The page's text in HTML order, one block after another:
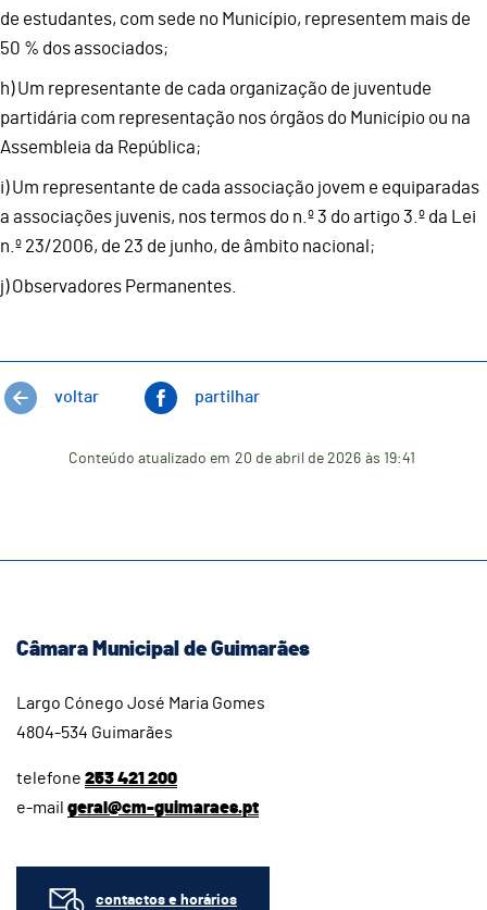
de estudantes, com sede no Município, representem mais de
50 % dos associados;
h) Um representante de cada organização de juventude
partidária com representação nos órgãos do Município ou na
Assembleia da República;
i) Um representante de cada associação jovem e equiparadas
a associações juvenis, nos termos do n.º 3 do artigo 3.º da Lei
n.º 23/2006, de 23 de junho, de âmbito nacional;
j) Observadores Permanentes.
voltar partilhar
Conteúdo atualizado em 20 de abril de 2026 às 19:41
Câmara Municipal de Guimarães
Largo Cónego José Maria Gomes
4804-534 Guimarães
telefone 253 421 200
e-mail geral@cm-guimaraes.pt
contactos e horários